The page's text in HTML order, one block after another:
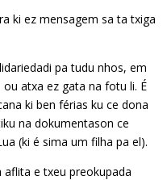
ki ez mensagem sa ta txiga
pa tudu nhos, em
atxa ez gata na fotu li. É
ki ben férias ku ce dona
na dokumentason ce
(ki é sima um filha pa el).
aflita e txeu preokupada